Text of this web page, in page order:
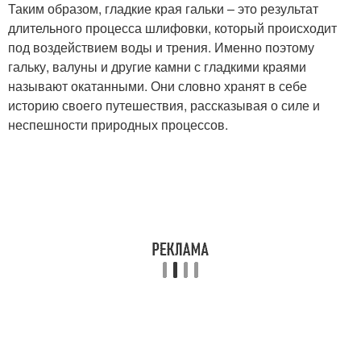
Таким образом, гладкие края гальки – это результат
длительного процесса шлифовки, который происходит
под воздействием воды и трения. Именно поэтому
гальку, валуны и другие камни с гладкими краями
называют окатанными. Они словно хранят в себе
историю своего путешествия, рассказывая о силе и
неспешности природных процессов.